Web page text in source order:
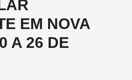
EM NOVA
A 26 DE